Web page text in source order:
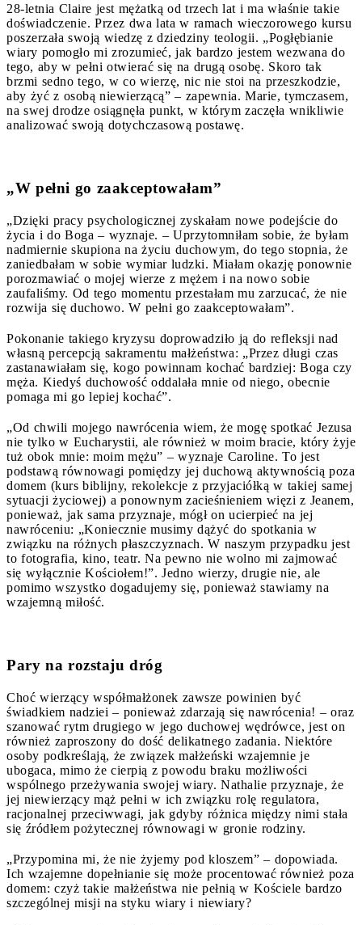
28-letnia Claire jest mężatką od trzech lat i ma właśnie takie
doświadczenie. Przez dwa lata w ramach wieczorowego kursu
poszerzała swoją wiedzę z dziedziny teologii. „Pogłębianie
wiary pomogło mi zrozumieć, jak bardzo jestem wezwana do
tego, aby w pełni otwierać się na drugą osobę. Skoro tak
brzmi sedno tego, w co wierzę, nic nie stoi na przeszkodzie,
aby żyć z osobą niewierzącą” – zapewnia. Marie, tymczasem,
na swej drodze osiągnęła punkt, w którym zaczęła wnikliwie
analizować swoją dotychczasową postawę.
„W pełni go zaakceptowałam”
„Dzięki pracy psychologicznej zyskałam nowe podejście do
życia i do Boga – wyznaje. – Uprzytomniłam sobie, że byłam
nadmiernie skupiona na życiu duchowym, do tego stopnia, że
zaniedbałam w sobie wymiar ludzki. Miałam okazję ponownie
porozmawiać o mojej wierze z mężem i na nowo sobie
zaufaliśmy. Od tego momentu przestałam mu zarzucać, że nie
rozwija się duchowo. W pełni go zaakceptowałam”.
Pokonanie takiego kryzysu doprowadziło ją do refleksji nad
własną percepcją sakramentu małżeństwa: „Przez długi czas
zastanawiałam się, kogo powinnam kochać bardziej: Boga czy
męża. Kiedyś duchowość oddalała mnie od niego, obecnie
pomaga mi go lepiej kochać”.
„Od chwili mojego nawrócenia wiem, że mogę spotkać Jezusa
nie tylko w Eucharystii, ale również w moim bracie, który żyje
tuż obok mnie: moim mężu” – wyznaje Caroline. To jest
podstawą równowagi pomiędzy jej duchową aktywnością poza
domem (kurs biblijny, rekolekcje z przyjaciółką w takiej samej
sytuacji życiowej) a ponownym zacieśnieniem więzi z Jeanem,
ponieważ, jak sama przyznaje, mógł on ucierpieć na jej
nawróceniu: „Koniecznie musimy dążyć do spotkania w
związku na różnych płaszczyznach. W naszym przypadku jest
to fotografia, kino, teatr. Na pewno nie wolno mi zajmować
się wyłącznie Kościołem!”. Jedno wierzy, drugie nie, ale
pomimo wszystko dogadujemy się, ponieważ stawiamy na
wzajemną miłość.
Pary na rozstaju dróg
Choć wierzący współmałżonek zawsze powinien być
świadkiem nadziei – ponieważ zdarzają się nawrócenia! – oraz
szanować rytm drugiego w jego duchowej wędrówce, jest on
również zaproszony do dość delikatnego zadania. Niektóre
osoby podkreślają, że związek małżeński wzajemnie je
ubogaca, mimo że cierpią z powodu braku możliwości
wspólnego przeżywania swojej wiary. Nathalie przyznaje, że
jej niewierzący mąż pełni w ich związku rolę regulatora,
racjonalnej przeciwwagi, jak gdyby różnica między nimi stała
się źródłem pożytecznej równowagi w gronie rodziny.
„Przypomina mi, że nie żyjemy pod kloszem” – dopowiada.
Ich wzajemne dopełnianie się może procentować również poza
domem: czyż takie małżeństwa nie pełnią w Kościele bardzo
szczególnej misji na styku wiary i niewiary?